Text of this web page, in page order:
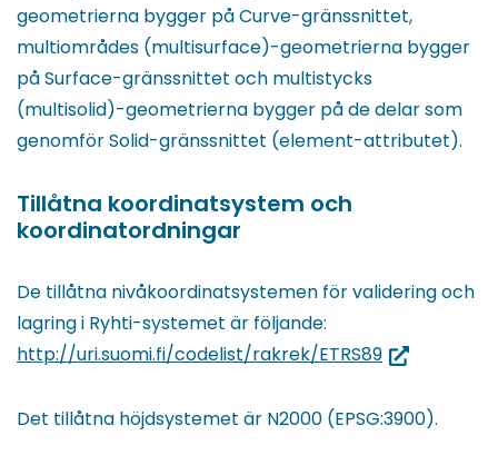
geometrierna bygger på Curve-gränssnittet,
multiområdes (multisurface)-geometrierna bygger
på Surface-gränssnittet och multistycks
(multisolid)-geometrierna bygger på de delar som
genomför Solid-gränssnittet (element-attributet).
Tillåtna koordinatsystem och
koordinatordningar
De tillåtna nivåkoordinatsystemen för validering och
lagring i Ryhti-systemet är följande:
http://uri.suomi.fi/codelist/rakrek/ETRS89(du
omdirigerad
Det tillåtna höjdsystemet är N2000 (EPSG:3900).